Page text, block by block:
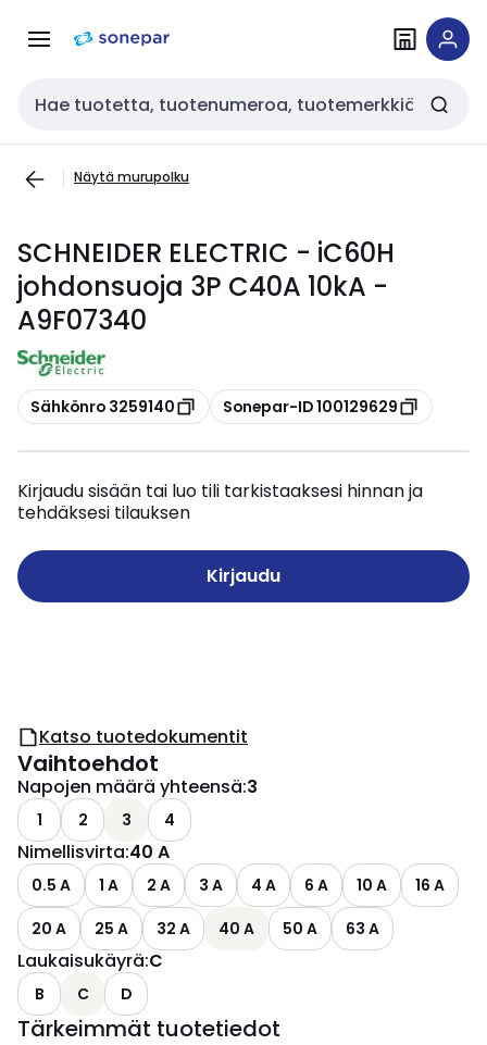
navigointiinsisältöön
Haku
Näytä murupolku
SCHNEIDER ELECTRIC - iC60H
johdonsuoja 3P C40A 10kA -
A9F07340
Kopioi
Sähkönro 3259140 Kopioi
Sonepar-ID 100129629
Kirjaudu sisään tai luo tili tarkistaaksesi hinnan ja
tehdäksesi tilauksen
Kirjaudu
Katso tuotedokumentit
Vaihtoehdot
Napojen määrä yhteensä:3
1 2 3 4
Nimellisvirta:40 A
0.5 A 1 A 2 A 3 A 4 A 6 A 10 A
16 A
20 A
25 A 32 A 40 A 50 A 63 A
Laukaisukäyrä:C
B C D
Tärkeimmät tuotetiedot